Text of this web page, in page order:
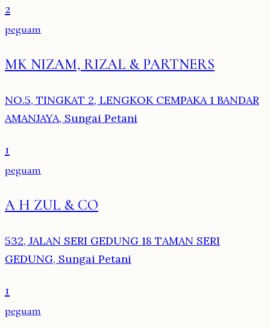
2
peguam
MK NIZAM, RIZAL & PARTNERS
NO.5, TINGKAT 2, LENGKOK CEMPAKA 1 BANDAR
AMANJAYA, Sungai Petani
1
peguam
A H ZUL & CO
532, JALAN SERI GEDUNG 18 TAMAN SERI
GEDUNG, Sungai Petani
1
peguam